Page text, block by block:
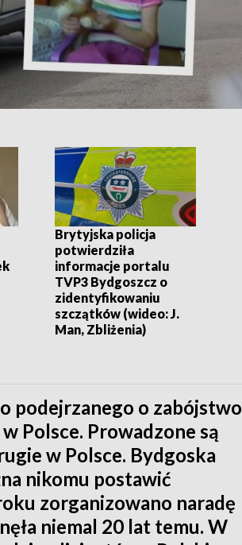
Brytyjska policja
potwierdziła
informacje portalu
TVP3 Bydgoszcz o
zidentyfikowaniu
szczątków (wideo: J.
Man, Zbliżenia)
podejrzanego o zabójstwo
Polsce. Prowadzone są
w Polsce. Bydgoska
nikomu postawić
zorganizowano naradę
niemal 20 lat temu. W